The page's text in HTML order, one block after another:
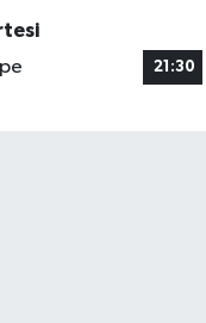
21:30